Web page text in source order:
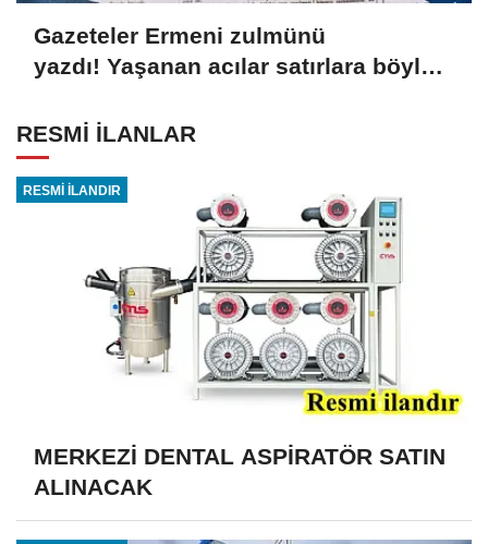
Gazeteler Ermeni zulmünü
yazdı! Yaşanan acılar satırlara böyle
RESMİ İLANLAR
RESMİ İLANDIR
MERKEZİ DENTAL ASPİRATÖR SATIN
ALINACAK